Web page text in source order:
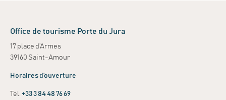
Office de tourisme Porte du Jura
17 place d’Armes
39160 Saint-Amour
Horaires d’ouverture
Tel. +33 3 84 48 76 69